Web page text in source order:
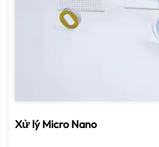
Xử lý Micro Nano